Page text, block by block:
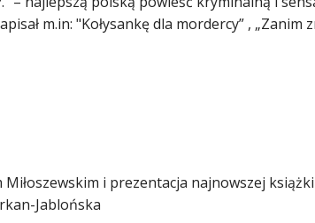
m.in: "Kołysankę dla mordercy” , „Zanim
i prezentacja najnowszej książki
Jablońska